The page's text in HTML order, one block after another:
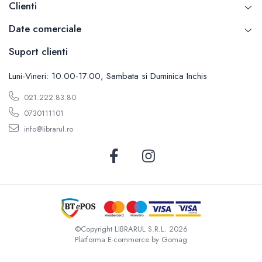
Ghiduri de calatorie, harti
Ghiduri de calatorie
Carti de colorat pentru adulti
Casa, gradina
Hobby
Al Doilea Razboi Mondial
Biografii, memorii si jurnale
Istoria comunismului
Clienti
Date comerciale
Suport clienti
Luni-Vineri: 10.00-17.00, Sambata si Duminica Inchis
021.222.83.80
0730111101
info@librarul.ro
©Copyright LIBRARUL S.R.L. 2026
Platforma E-commerce by Gomag